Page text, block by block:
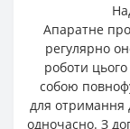
Апаратне
регулярно
роботи
собою
для отримання
одночасно. З